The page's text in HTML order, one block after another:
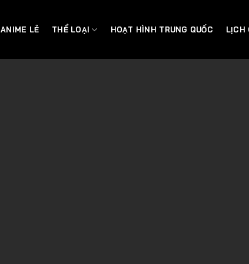
ANIME LẺ THỂ LOẠI HOẠT HÌNH TRUNG QUỐC LỊCH